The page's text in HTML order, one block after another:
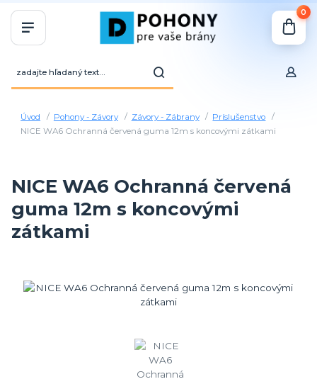
0
Úvod Pohony - Závory Závory - Zábrany
Príslušenstvo
NICE WA6 Ochranná červená guma 12m s koncovými zátkami
NICE WA6 Ochranná červená
guma 12m s koncovými
zátkami